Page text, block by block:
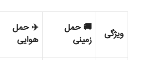
ویژگی
🚚 حمل
زمینی
✈️ حمل
هوایی